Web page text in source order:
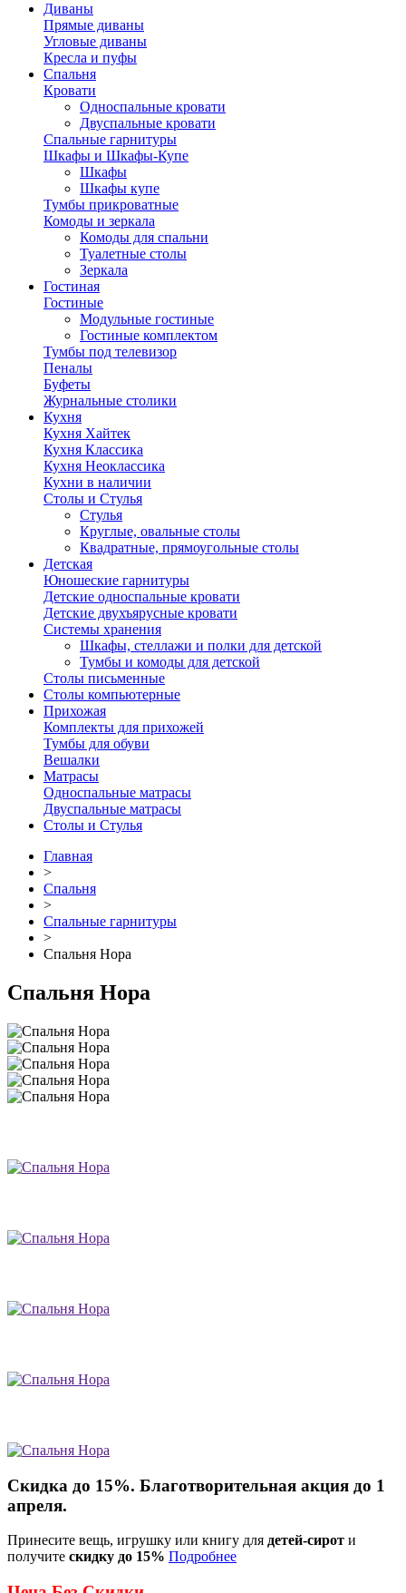
Диваны
Прямые диваны
Угловые диваны
Кресла и пуфы
Спальня
Кровати
Односпальные кровати
Двуспальные кровати
Спальные гарнитуры
Шкафы и Шкафы-Купе
Шкафы
Шкафы купе
Тумбы прикроватные
Комоды и зеркала
Комоды для спальни
Туалетные столы
Зеркала
Гостиная
Гостиные
Модульные гостиные
Гостиные комплектом
Тумбы под телевизор
Пеналы
Буфеты
Журнальные столики
Кухня
Кухня Хайтек
Кухня Классика
Кухня Неоклассика
Кухни в наличии
Столы и Стулья
Стулья
Круглые, овальные столы
Квадратные, прямоугольные столы
Детская
Юношеские гарнитуры
Детские односпальные кровати
Детские двухъярусные кровати
Системы хранения
Шкафы, стеллажи и полки для детской
Тумбы и комоды для детской
Столы письменные
Столы компьютерные
Прихожая
Комплекты для прихожей
Тумбы для обуви
Вешалки
Матрасы
Односпальные матрасы
Двуспальные матрасы
Столы и Стулья
Главная
>
Спальня
>
Спальные гарнитуры
>
Спальня Нора
Спальня Нора
Скидка до 15%. Благотворительная акция до 1
апреля.
Принесите вещь, игрушку или книгу для детей-сирот и
получите скидку до 15% Подробнее